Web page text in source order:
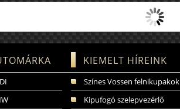
KIEMELT HÍREINK
Színes Vossen felnikupakok
Kipufogó szelepvezérlő